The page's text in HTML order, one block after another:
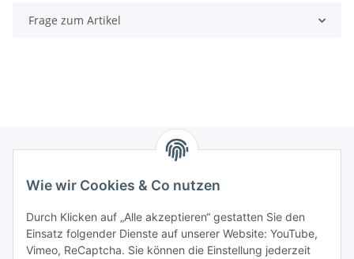
Wie wir Cookies & Co nutzen
Durch Klicken auf „Alle akzeptieren“ gestatten Sie den
Einsatz folgender Dienste auf unserer Website: YouTube,
Vimeo, ReCaptcha. Sie können die Einstellung jederzeit
Frage zum Artikel
Zahlungsmöglichkeiten
Versandinformationen